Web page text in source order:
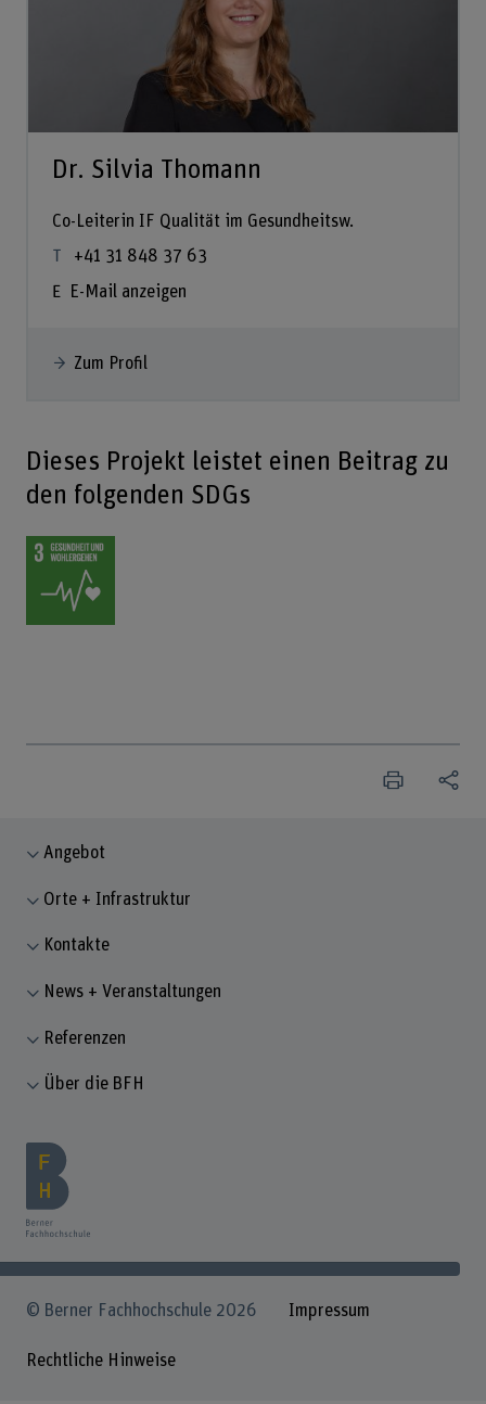
Dr. Silvia Thomann
Co-Leiterin IF Qualität im Gesundheitsw.
+41 31 848 37 63
E-Mail anzeigen
Zum Profil
Dieses Projekt leistet einen Beitrag zu
den folgenden SDGs
Angebot
Orte + Infrastruktur
Kontakte
News + Veranstaltungen
Referenzen
Über die BFH
© Berner Fachhochschule 2026 Impressum
Rechtliche Hinweise